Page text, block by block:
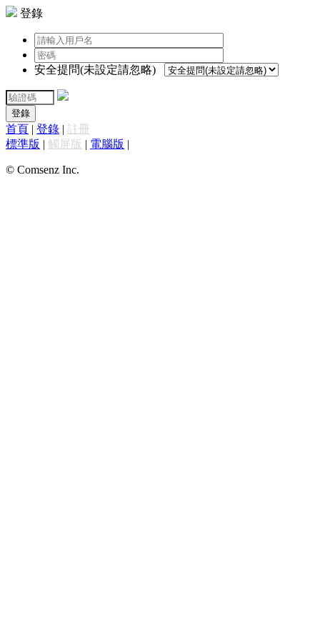
登錄
安全提問(未設定請忽略)
登錄
首頁 | 登錄 | 註冊
標準版 | 觸屏版 | 電腦版 |
© Comsenz Inc.